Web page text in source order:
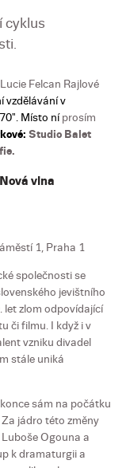
cyklus
Felcan Rajlové
vzdělávání v
Místo níprosím
Studio Balet
vlna
1, Praha 1
společnosti se
jevištního
let zlom odpovídající
či filmu. I když i v
vzniku divadel
stále uniká
sám na počátku
jádro této změny
Ogouna a
k dramaturgii a